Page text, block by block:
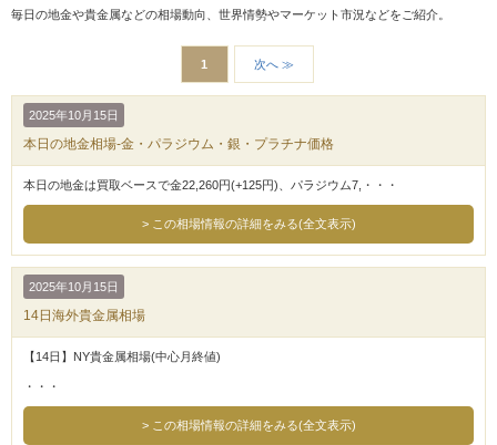
毎日の地金や貴金属などの相場動向、世界情勢やマーケット市況などをご紹介。
1 次へ ≫
2025年10月15日
本日の地金相場-金・パラジウム・銀・プラチナ価格
本日の地金は買取ベースで金22,260円(+125円)、パラジウム7,・・・
この相場情報の詳細をみる(全文表示)
2025年10月15日
14日海外貴金属相場
【14日】NY貴金属相場(中心月終値)
・・・
この相場情報の詳細をみる(全文表示)